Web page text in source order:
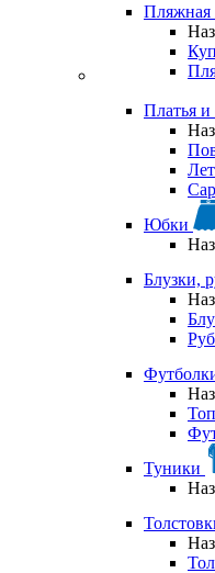
Пляжная
Платья
Юбки
Блузки,
Туники